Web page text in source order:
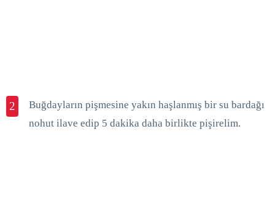
2
Buğdayların pişmesine yakın haşlanmış bir su bardağı
nohut ilave edip 5 dakika daha birlikte pişirelim.